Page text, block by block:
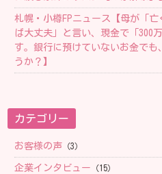
札幌・小樽FPニュース【母が「
ば大丈夫」と言い、現金で「300
す。銀行に預けていないお金で
うか？】
カテゴリー
お客様の声 （3）
企業インタビュー （15）